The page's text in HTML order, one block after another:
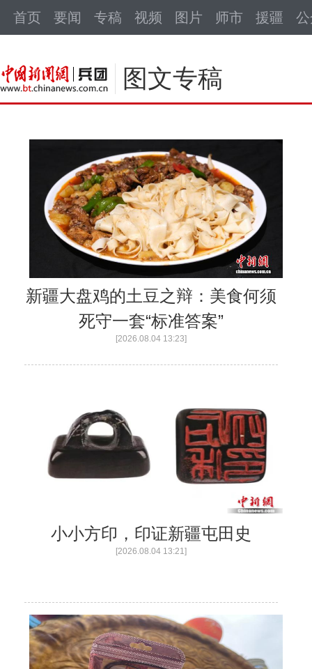
首页 要闻 专稿 视频 图片 师市 援疆
图文专稿
新疆大盘鸡的土豆之辩：美食何须
死守一套“标准答案”
[2026.08.04 13:23]
小小方印，印证新疆屯田史
[2026.08.04 13:21]